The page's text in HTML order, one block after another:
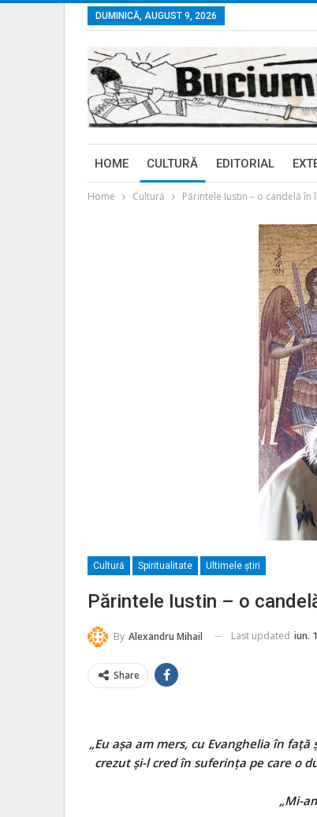
DUMINICĂ, AUGUST 9, 2026
HOME CULTURĂ EDITORIAL
Home Cultură Părintele Iustin – o candelă în
Cultură Spiritualitate Ultimele ştiri
Părintele Iustin – o
By Alexandru Mihail Last updated iun.
Share
„Eu așa am mers, cu Evanghelia în
crezut și-l cred în suferința pe care o
„Mi-